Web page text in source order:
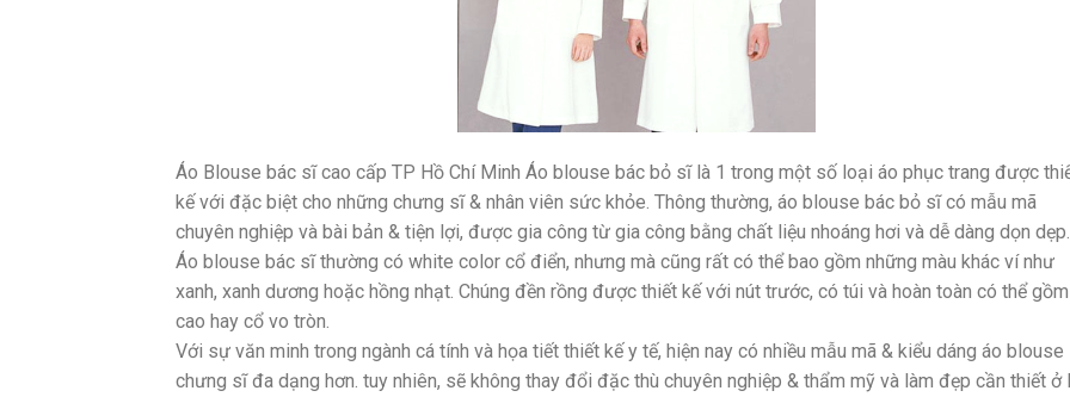
Áo Blouse bác sĩ cao cấp TP Hồ Chí Minh Áo blouse bác bỏ sĩ là 1 trong một số loại áo phục trang được
kế với đặc biệt cho những chưng sĩ & nhân viên sức khỏe. Thông thường, áo blouse bác bỏ sĩ có mẫu mã
chuyên nghiệp và bài bản & tiện lợi, được gia công từ gia công bằng chất liệu nhoáng hơi và dễ dàng dọn dẹp.
Áo blouse bác sĩ thường có white color cổ điển, nhưng mà cũng rất có thể bao gồm những màu khác ví như
xanh, xanh dương hoặc hồng nhạt. Chúng đền rồng được thiết kế với nút trước, có túi và hoàn toàn có thể
cao hay cổ vo tròn.
Với sự văn minh trong ngành cá tính và họa tiết thiết kế y tế, hiện nay có nhiều mẫu mã & kiểu dáng áo blouse
chưng sĩ đa dạng hơn. tuy nhiên, sẽ không thay đổi đặc thù chuyên nghiệp & thẩm mỹ và làm đẹp cần thiết ở